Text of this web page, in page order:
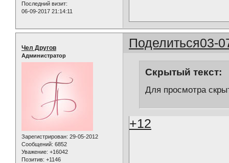
Последний визит:
06-09-2017 21:14:11
Поделиться03-
Чел Другов
Администратор
Зарегистрирован: 29-05-2012
Сообщений: 6852
Уважение: +16042
Позитив: +1146
Скрытый текст:
Для просмотра
+12